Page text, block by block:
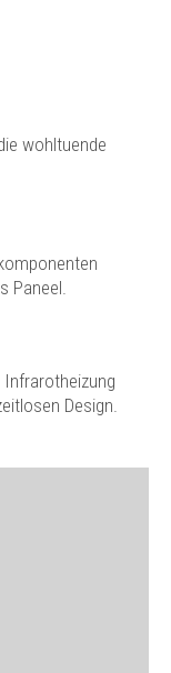
wohltuende
Paneel.
Infrarotheizung
Design.